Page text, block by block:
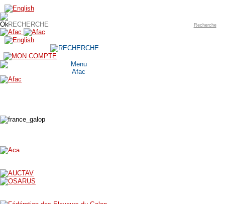
Recherche